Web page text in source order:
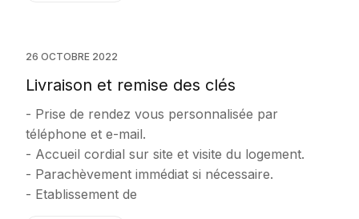
26 OCTOBRE 2022
Livraison et remise des clés
- Prise de rendez vous personnalisée par
téléphone et e-mail.
- Accueil cordial sur site et visite du logement.
- Parachèvement immédiat si nécessaire.
- Etablissement de